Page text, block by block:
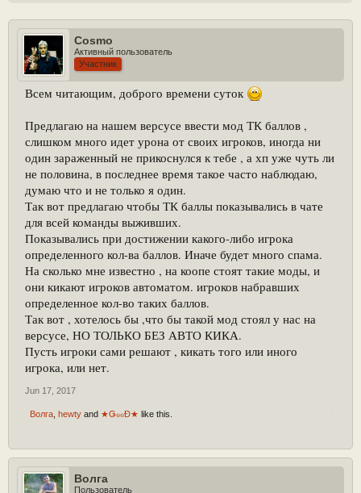
Cosmo
Активный пользователь
Участник
Всем читающим, доброго времени суток
Предлагаю на нашем версусе ввести мод ТК баллов ,
слишком много идет урона от своих игроков, иногда ни
один зараженный не прикоснулся к тебе , а хп уже чуть ли
не половина, в последнее время такое часто наблюдаю,
думаю что и не только я один.
Так вот предлагаю чтобы ТК баллы показывались в чате
для всей команды выживших.
Показывались при достижении какого-либо игрока
определенного кол-ва баллов. Иначе будет много спама.
На сколько мне известно , на коопе стоят такие моды, и
они кикают игроков автоматом. игроков набравших
определенное кол-во таких баллов.
Так вот , хотелось бы ,что бы такой мод стоял у нас на
версусе, НО ТОЛЬКО БЕЗ АВТО КИКА.
Пусть игроки сами решают , кикать того или иного
игрока, или нет.
Jun 17, 2017
Волга hewty and ★ǤℴℴĐ★ like this.
Волга
Пользователь